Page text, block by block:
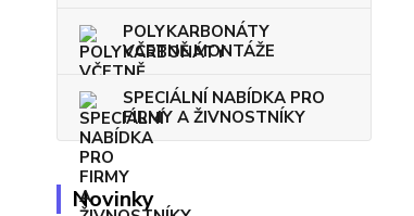
POLYKARBONÁTY
VČETNĚ MONTÁŽE
SPECIÁLNÍ NABÍDKA PRO
FIRMY A ŽIVNOSTNÍKY
Novinky